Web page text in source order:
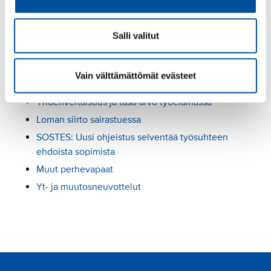
Salli valitut
Vain välttämättömät evästeet
erityisesti julkisella sektorilla tehtävissä, joihin on
vaikea saada tekijöitä. Rekrytointilisä maksetaan
yleensä määräaikaisena.
Lue seuraavaksi
Yhdenvertaisuus ja tasa-arvo työelämässä
Loman siirto sairastuessa
SOSTES: Uusi ohjeistus selventää työsuhteen
ehdoista sopimista
Muut perhevapaat
Yt- ja muutosneuvottelut